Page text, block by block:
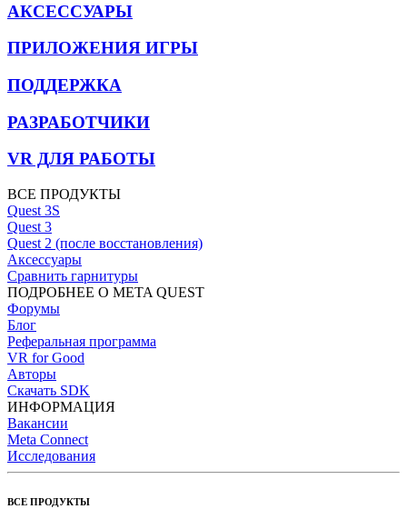
АКСЕССУАРЫ
ПРИЛОЖЕНИЯ ИГРЫ
ПОДДЕРЖКА
РАЗРАБОТЧИКИ
VR ДЛЯ РАБОТЫ
ВСЕ ПРОДУКТЫ
Quest 3S
Quest 3
Quest 2 (после восстановления)
Аксессуары
Сравнить гарнитуры
ПОДРОБНЕЕ О META QUEST
Форумы
Блог
Реферальная программа
VR for Good
Авторы
Скачать SDK
ИНФОРМАЦИЯ
Вакансии
Meta Connect
Исследования
ВСЕ ПРОДУКТЫ